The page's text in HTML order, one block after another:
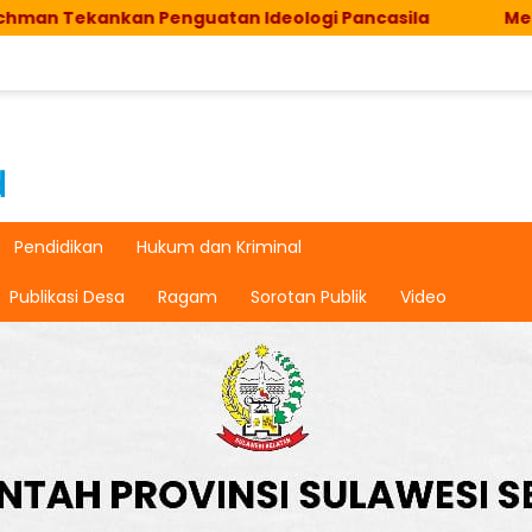
Penguatan Ideologi Pancasila Meriahkan HUT
Pendidikan Hukum dan Kriminal
Publikasi Desa Ragam Sorotan Publik Video